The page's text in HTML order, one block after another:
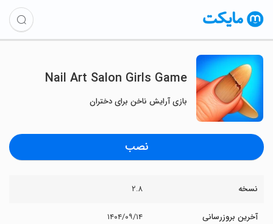
Nail Art Salon Girls Game
بازی آرایش ناخن برای دختران
نصب
نسخه ۲.۸
آخرین بروزرسانی ۱۴۰۴/۰۹/۱۴